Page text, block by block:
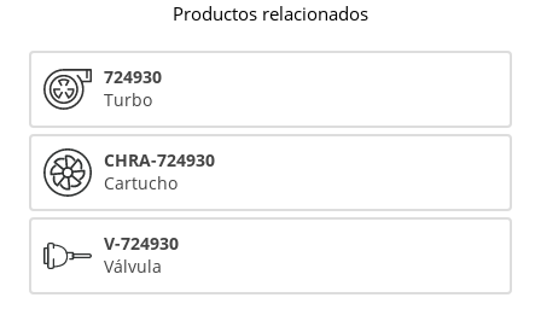
Productos relacionados
724930
Turbo
CHRA-724930
Cartucho
V-724930
Válvula